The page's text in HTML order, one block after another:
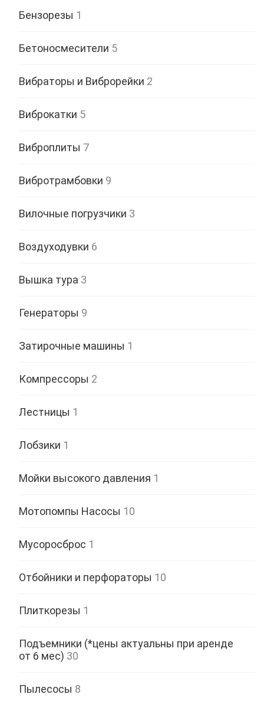
Бензорезы 1
Бетоносмесители 5
Вибраторы и Виброрейки 2
Виброкатки 5
Виброплиты 7
Вибротрамбовки 9
Вилочные погрузчики 3
Воздуходувки 6
Вышка тура 3
Генераторы 9
Затирочные машины 1
Компрессоры 2
Лестницы 1
Лобзики 1
Мойки высокого давления 1
Мотопомпы Насосы 10
Мусоросброс 1
Отбойники и перфораторы 10
Плиткорезы 1
Подъемники (*цены актуальны при аренде
от 6 мес) 30
Пылесосы 8